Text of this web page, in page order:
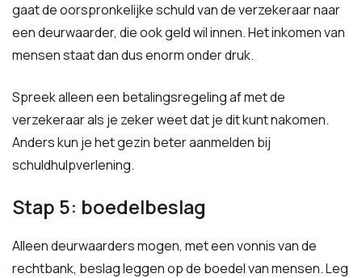
gaat de oorspronkelijke schuld van de verzekeraar naar
een deurwaarder, die ook geld wil innen. Het inkomen van
mensen staat dan dus enorm onder druk.
Spreek alleen een betalingsregeling af met de
verzekeraar als je zeker weet dat je dit kunt nakomen.
Anders kun je het gezin beter aanmelden bij
schuldhulpverlening.
Stap 5: boedelbeslag
Alleen deurwaarders mogen, met een vonnis van de
rechtbank, beslag leggen op de boedel van mensen. Leg